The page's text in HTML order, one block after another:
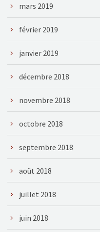
mars 2019
février 2019
janvier 2019
décembre 2018
novembre 2018
octobre 2018
septembre 2018
août 2018
juillet 2018
juin 2018